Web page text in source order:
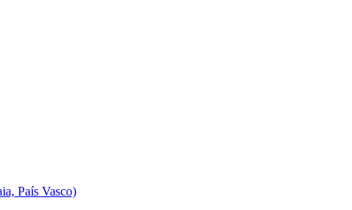
País Vasco)